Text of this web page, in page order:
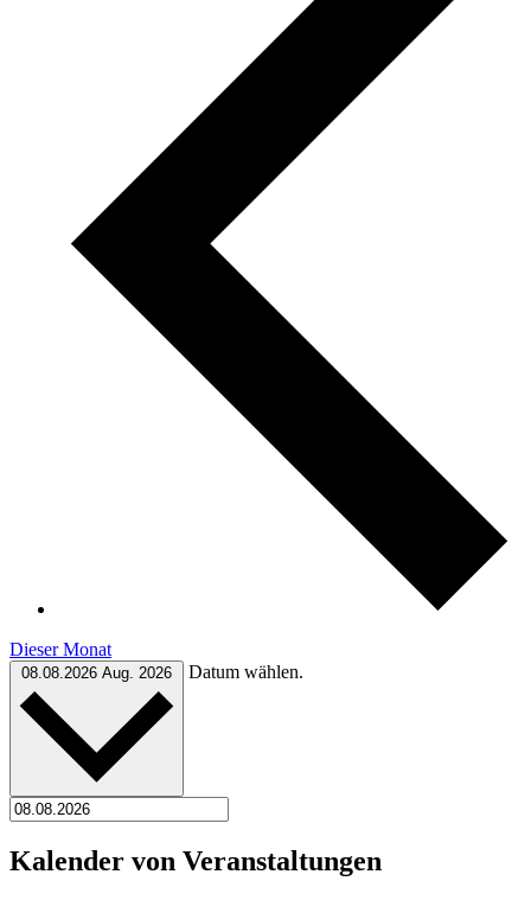
Dieser Monat
08.08.2026 Aug. 2026 Datum wählen.
Kalender von Veranstaltungen